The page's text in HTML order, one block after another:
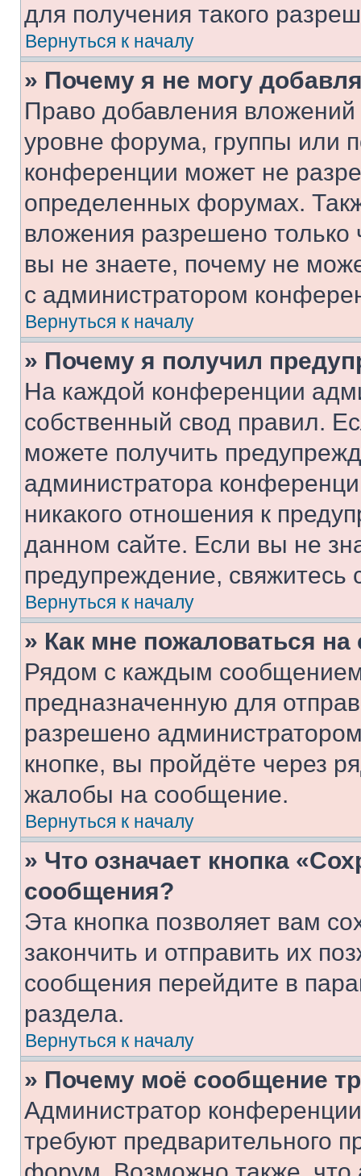
для получения такого
Вернуться к началу
» Почему я не могу
Право добавления
уровне форума, группы или
конференции может не
определенных форумах.
вложения разрешено
вы не знаете, почему не
с администратором
Вернуться к началу
» Почему я получил
На каждой конференции
собственный свод правил.
можете получить
администратора
никакого отношения к
данном сайте. Если вы не
предупреждение,
Вернуться к началу
» Как мне пожаловаться
Рядом с каждым сообщением
предназначенную для
разрешено
кнопке, вы пройдёте через
жалобы на сообщение.
Вернуться к началу
» Что означает кнопка
сообщения?
Эта кнопка позволяет вам
закончить и отправить их
сообщения перейдите в
раздела.
Вернуться к началу
» Почему моё сообщение
Администратор
требуют предварительного